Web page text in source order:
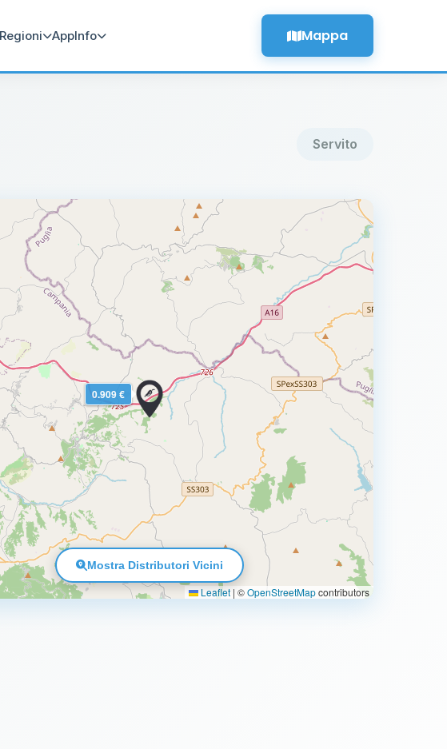
Regioni AppInfo Mappa
Servito
0.909 €
Leaflet | ©OpenStreetMapcontributors
Mostra Distributori Vicini